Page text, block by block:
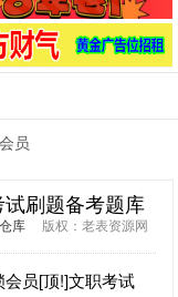
员
刷题备考题库
库版权：老表资源网
会员[顶!]文职考试